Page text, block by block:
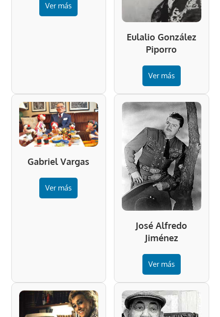
Ver más
Eulalio González
Piporro
Ver más
Gabriel Vargas
Ver más
José Alfredo
Jiménez
Ver más